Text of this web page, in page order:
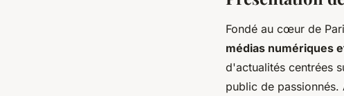
Fondé au cœur de
médias numériques
d'actualités centrées
public de